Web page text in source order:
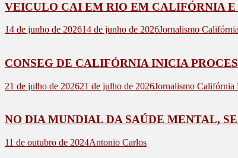
VEICULO CAI EM RIO EM CALIFÓRNIA
14 de junho de 202614 de junho de 2026Jornalismo
CONSEG DE CALIFÓRNIA INICIA
21 de julho de 202621 de julho de 2026Jornalismo Califórnia
NO DIA MUNDIAL DA SAÚDE MENTAL,
11 de outubro de 2024Antonio Carlos